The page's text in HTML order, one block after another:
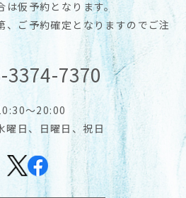
は仮予約となります。
、ご予約確定となりますのでご注
3374-7370
～20:00
曜日、日曜日、祝日